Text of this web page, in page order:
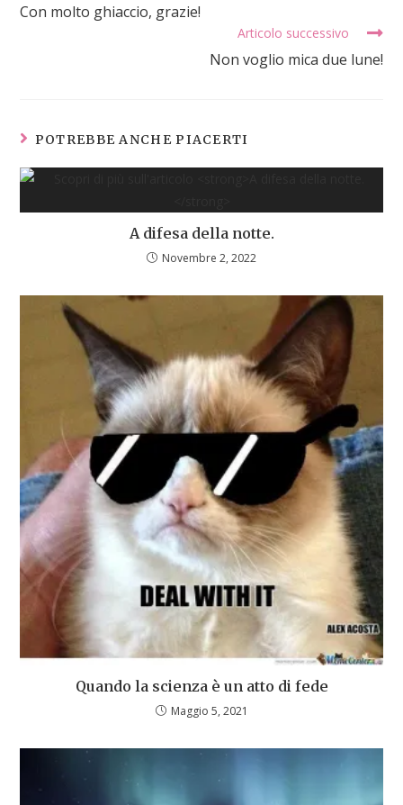
Con molto ghiaccio, grazie!
Articolo successivo
Non voglio mica due lune!
POTREBBE ANCHE PIACERTI
A difesa della notte.
Novembre 2, 2022
Quando la scienza è un atto di fede
Maggio 5, 2021